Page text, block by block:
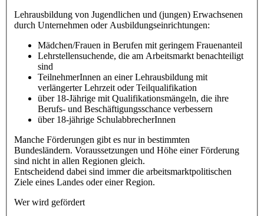
Lehrausbildung von Jugendlichen und (jungen) Erwachsenen
durch Unternehmen oder Ausbildungseinrichtungen:
Mädchen/Frauen in Berufen mit geringem Frauenanteil
Lehrstellensuchende, die am Arbeitsmarkt benachteiligt
sind
TeilnehmerInnen an einer Lehrausbildung mit
verlängerter Lehrzeit oder Teilqualifikation
über 18-Jährige mit Qualifikationsmängeln, die ihre
Berufs- und Beschäftigungsschance verbessern
über 18-jährige SchulabbrecherInnen
Manche Förderungen gibt es nur in bestimmten
Bundesländern. Voraussetzungen und Höhe einer Förderung
sind nicht in allen Regionen gleich.
Entscheidend dabei sind immer die arbeitsmarktpolitischen
Ziele eines Landes oder einer Region.
Wer wird gefördert